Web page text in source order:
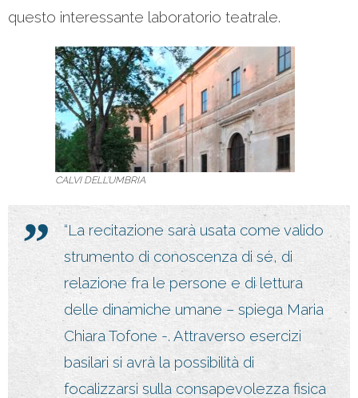
questo interessante laboratorio teatrale.
CALVI DELL’UMBRIA
“La recitazione sarà usata come valido
strumento di conoscenza di sé, di
relazione fra le persone e di lettura
delle dinamiche umane – spiega Maria
Chiara Tofone -. Attraverso esercizi
basilari si avrà la possibilità di
focalizzarsi sulla consapevolezza fisica